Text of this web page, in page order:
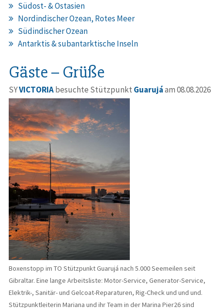
Südost- & Ostasien
Nordindischer Ozean, Rotes Meer
Südindischer Ozean
Antarktis & subantarktische Inseln
Gäste – Grüße
SYVICTORIAbesuchte Stützpunkt Guarujáam 08.08.2026
Boxenstopp im TO Stützpunkt Guarujá nach 5.000 Seemeilen seit
Gibraltar. Eine lange Arbeitsliste: Motor-Service, Generator-Service,
Elektrik-, Sanitär- und Gelcoat-Reparaturen, Rig-Check und und und.
Stützpunktleiterin Mariana und ihr Team in der Marina Pier26 sind